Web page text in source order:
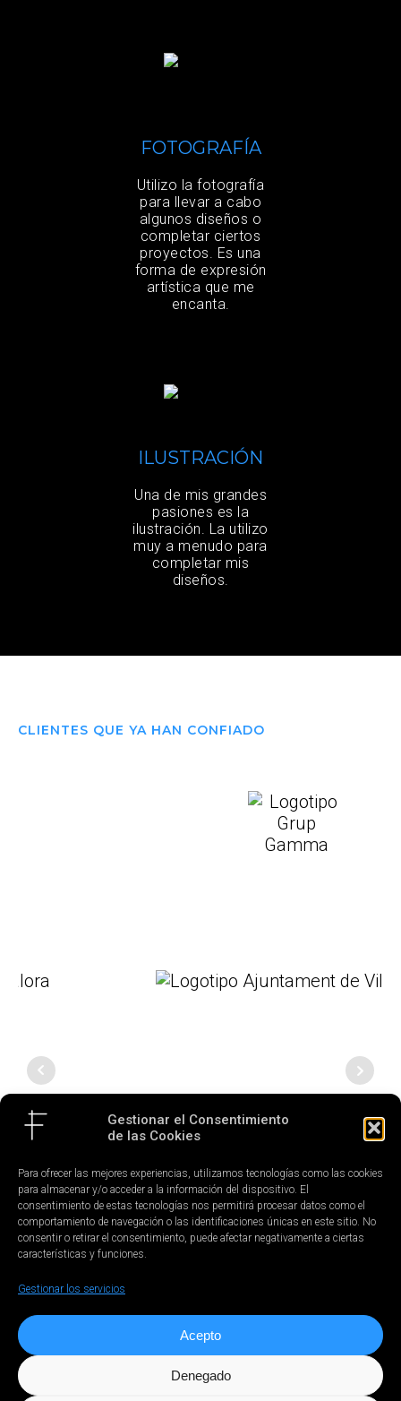
Gestionar el Consentimiento
de las Cookies
Para ofrecer las mejores experiencias, utilizamos tecnologías como las cookies
para almacenar y/o acceder a la información del dispositivo. El
consentimiento de estas tecnologías nos permitirá procesar datos como el
comportamiento de navegación o las identificaciones únicas en este sitio. No
consentir o retirar el consentimiento, puede afectar negativamente a ciertas
características y funciones.
Gestionar los servicios
Acepto
Denegado
FOTOGRAFÍA
Utilizo la fotografía
para llevar a cabo
algunos diseños o
completar ciertos
proyectos. Es una
forma de expresión
artística que me
encanta.
ILUSTRACIÓN
Una de mis grandes
pasiones es la
ilustración. La utilizo
muy a menudo para
completar mis
diseños.
CLIENTES QUE YA HAN CONFIADO